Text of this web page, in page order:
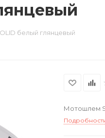
белый глянцевый
Мотошлем